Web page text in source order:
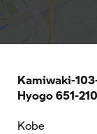
Kamiwaki-
Hyogo 651-
Kobe